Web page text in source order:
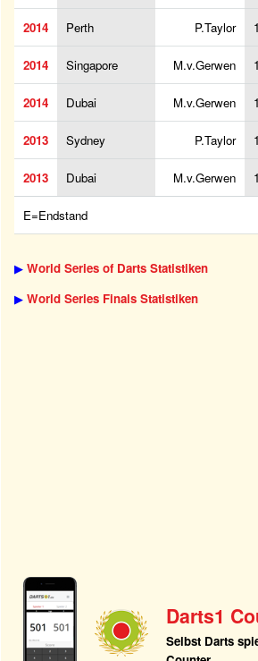
2014 Perth P.Taylor
2014 Singapore M.v.Gerwen
2014 Dubai M.v.Gerwen
2013 Sydney P.Taylor
2013 Dubai M.v.Gerwen
E=Endstand
▶ World Series of Darts Statistiken
▶ World Series Finals Statistiken
Darts1
Selbst Darts